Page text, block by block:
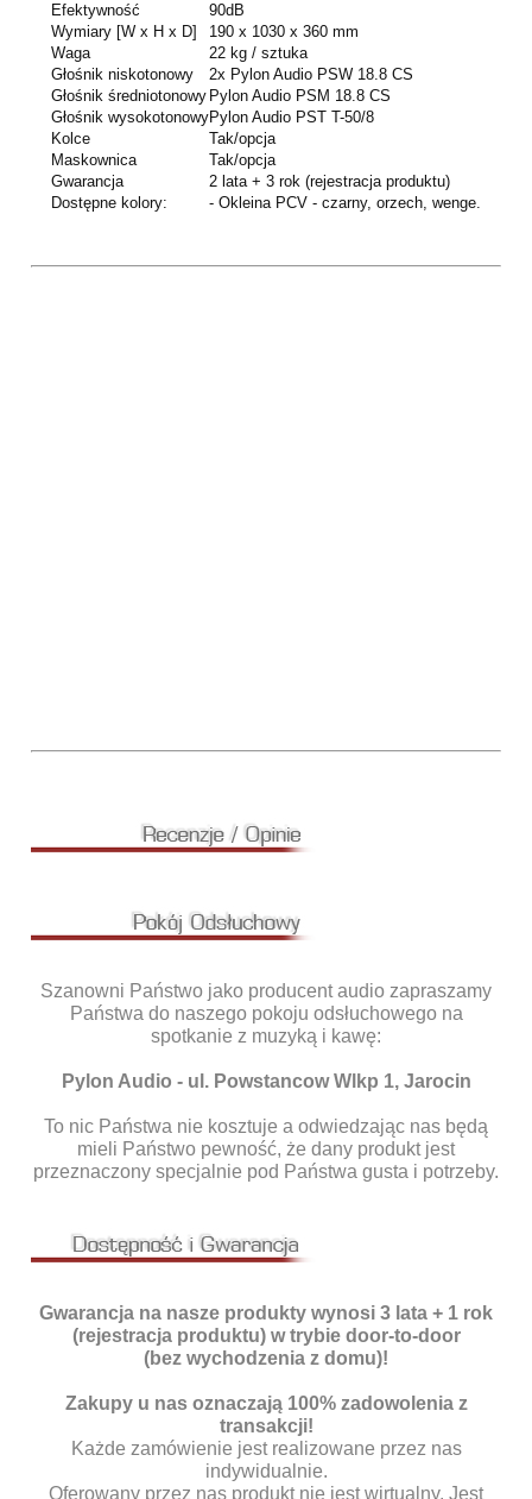
Efektywność
90dB
Wymiary [W x H x D]
190 x 1030 x 360 mm
Waga
22 kg / sztuka
Głośnik niskotonowy
2x Pylon Audio PSW 18.8 CS
Głośnik średniotonowy Pylon Audio PSM 18.8 CS
Głośnik wysokotonowyPylon Audio PST T-50/8
Kolce
Tak/opcja
Maskownica
Tak/opcja
Gwarancja
2 lata + 3 rok (rejestracja produktu)
Dostępne kolory:
- Okleina PCV - czarny, orzech, wenge.
Szanowni Państwo jako producent audio zapraszamy
Państwa do naszego pokoju odsłuchowego na
spotkanie z muzyką i kawę:
Pylon Audio - ul. Powstancow Wlkp 1, Jarocin
To nic Państwa nie kosztuje a odwiedzając nas będą
mieli Państwo pewność, że dany produkt jest
przeznaczony specjalnie pod Państwa gusta i potrzeby.
Gwarancja na nasze produkty wynosi 3 lata + 1 rok
(rejestracja produktu) w trybie door-to-door
(bez wychodzenia z domu)!
Zakupy u nas oznaczają 100% zadowolenia z
transakcji!
Każde zamówienie jest realizowane przez nas
indywidualnie.
Oferowany przez nas produkt nie jest wirtualny. Jest